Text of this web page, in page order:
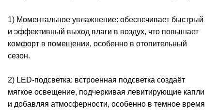
1) Моментальное увлажнение: обеспечивает быстрый
и эффективный выход влаги в воздух, что повышает
комфорт в помещении, особенно в отопительный
сезон.
2) LED-подсветка: встроенная подсветка создаёт
мягкое освещение, подчеркивая левитирующие капли
и добавляя атмосферности, особенно в темное время